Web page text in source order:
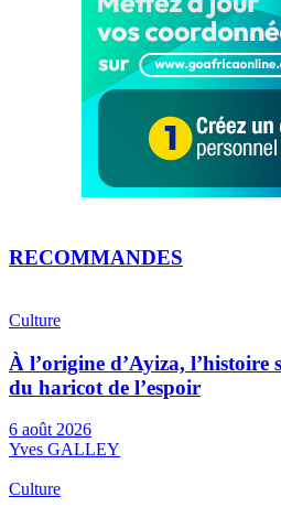
RECOMMANDES
Culture
À l’origine d’Ayiza, l’histoire
du haricot de l’espoir
6 août 2026
Yves GALLEY
Culture